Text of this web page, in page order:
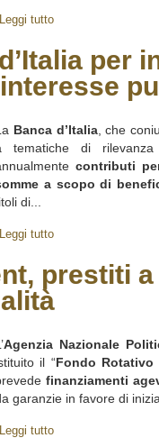
Leggi tutto
per
Banca d’Italia, che
tematiche di
contributi
a scopo di
di...
Leggi tutto
prestiti
Agenzia Nazionale
il “ Fondo Rotativo
finanziamenti
garanzie in favore di
Leggi tutto